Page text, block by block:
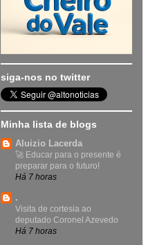
siga-nos no twitter
Minha lista de blogs
Aluizio Lacerda
🚀 Educar para o presente é
preparar para o futuro!
Há 7 horas
.
Visita de cortesia ao
deputado Coronel Azevedo
Há 7 horas